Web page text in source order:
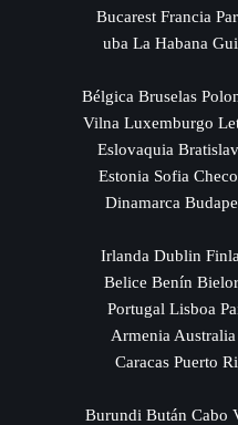
Bucarest Francia
uba La Habana
Bélgica Bruselas
Vilna Luxemburgo
Eslovaquia
Estonia Sofia
Dinamarca
Irlanda Dublin
Belice Benín
Portugal Lisboa
Armenia
Caracas Puerto
Burundi Bután Cabo